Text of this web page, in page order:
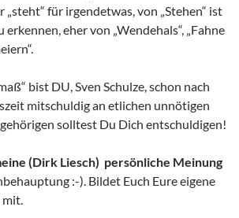
„steht“ für irgendetwas, von „Stehen“ ist
eher von „Wendehals“, „Fahne
bist DU, Sven Schulze, schon nach
mitschuldig an etlichen unnötigen
solltest Du Dich entschuldigen!
(Dirk Liesch) persönliche Meinung
:-). Bildet Euch Eure eigene